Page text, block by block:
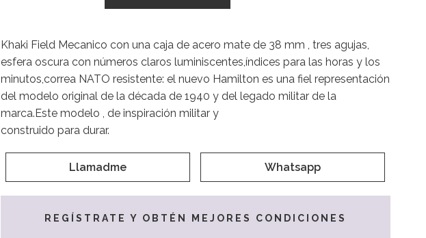
Khaki Field Mecanico con una caja de acero mate de 38 mm , tres agujas,
esfera oscura con números claros luminiscentes,índices para las horas y los
minutos,correa NATO resistente: el nuevo Hamilton es una fiel representación
del modelo original de la década de 1940 y del legado militar de la
marca.Este modelo , de inspiración militar y
construido para durar.
Llamadme Whatsapp
REGÍSTRATE Y OBTÉN MEJORES CONDICIONES